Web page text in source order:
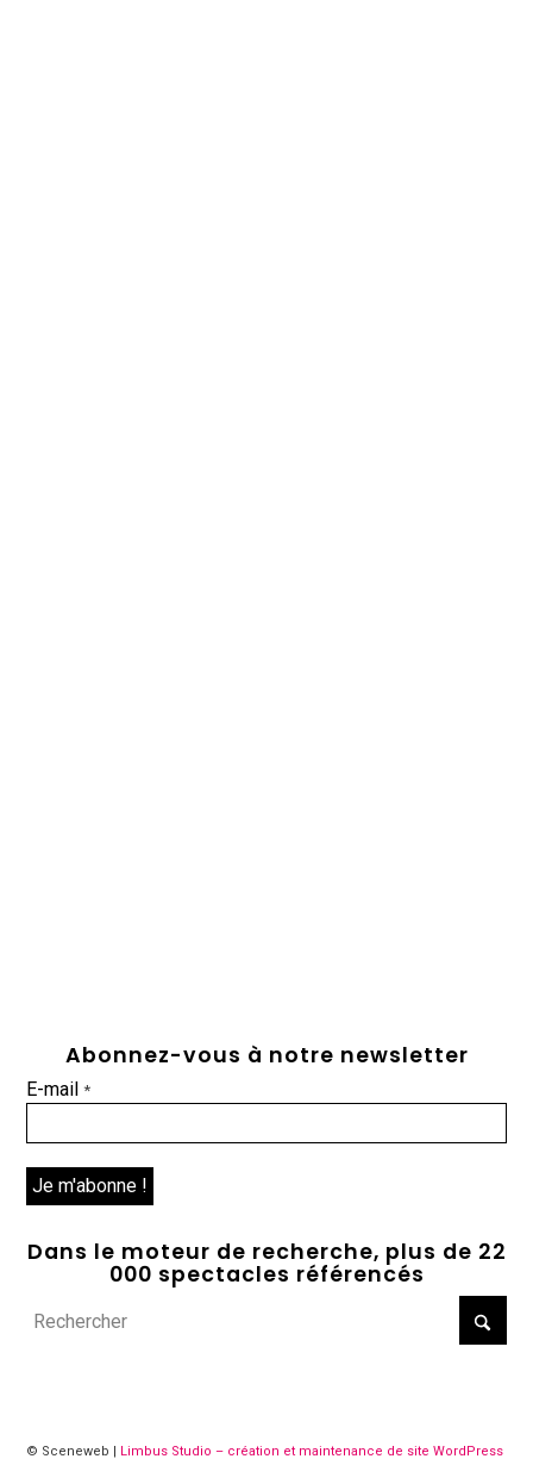
Abonnez-vous à notre newsletter
E-mail*
Dans le moteur de recherche, plus de 22
000 spectacles référencés
© Sceneweb | Limbus Studio – création et maintenance de site WordPress